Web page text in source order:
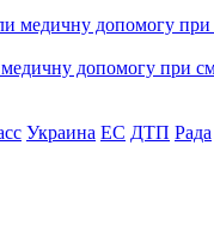
допомогу при
Украина ЕС ДТП Рада